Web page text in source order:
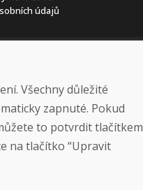
údajů
všechna práva vyhrazena
tvorba eshopů
Všechny důležité
zapnuté. Pokud
to potvrdit tlačítkem
na tlačítko “Upravit